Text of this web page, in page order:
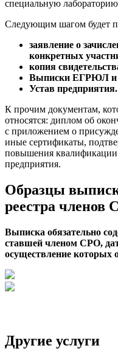
специальную
Следующим шагом будет
заявление о
конкретных
копия
Выписки ЕГРЮЛ
Устав предприятия.
К прочим документам,
относятся: диплом об
с приложением о
иные сертификаты,
повышения квалификации
предприятия.
Образцы
реестра членов
Выписка обязательно
ставшей членом СРО,
осуществление которых
Другие услуги